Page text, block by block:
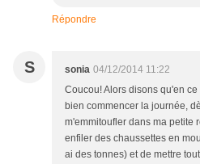
Répondre
S sonia 04/12/2014 11:22
Coucou! Alors disons qu'en
bien commencer la journée,
m'emmitoufler dans ma petite
enfiler des chaussettes en
ai des tonnes) et de mettre